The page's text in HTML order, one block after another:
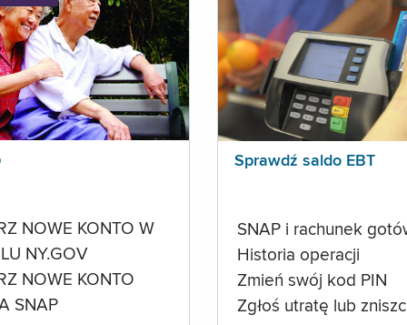
NOWE KONTO W
NY.GOV
NOWE KONTO
SNAP
Sprawdź saldo EBT
SNAP i rachunek
Historia operacji
Zmień swój kod PIN
Zgłoś utratę lub